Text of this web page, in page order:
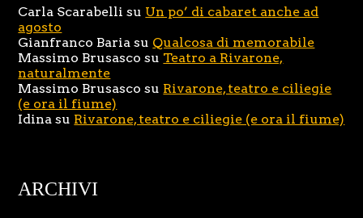
Carla Scarabelli su Un po’ di cabaret anche ad
agosto
Gianfranco Baria su Qualcosa di memorabile
Massimo Brusasco su Teatro a Rivarone,
naturalmente
Massimo Brusasco su Rivarone, teatro e ciliegie
(e ora il fiume)
Idina su Rivarone, teatro e ciliegie (e ora il fiume)
ARCHIVI